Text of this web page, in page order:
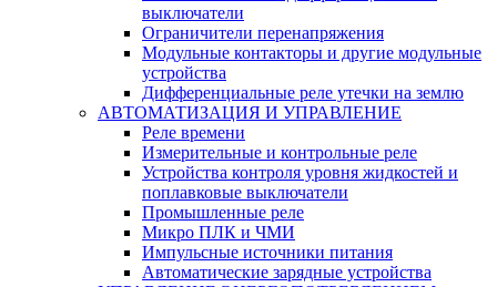
выключатели
Ограничители перенапряжения
Модульные контакторы и другие модульные
устройства
Дифференциальные реле утечки на землю
АВТОМАТИЗАЦИЯ И УПРАВЛЕНИЕ
Реле времени
Измерительные и контрольные реле
Устройства контроля уровня жидкостей и
поплавковые выключатели
Промышленные реле
Микро ПЛК и ЧМИ
Импульсные источники питания
Автоматические зарядные устройства